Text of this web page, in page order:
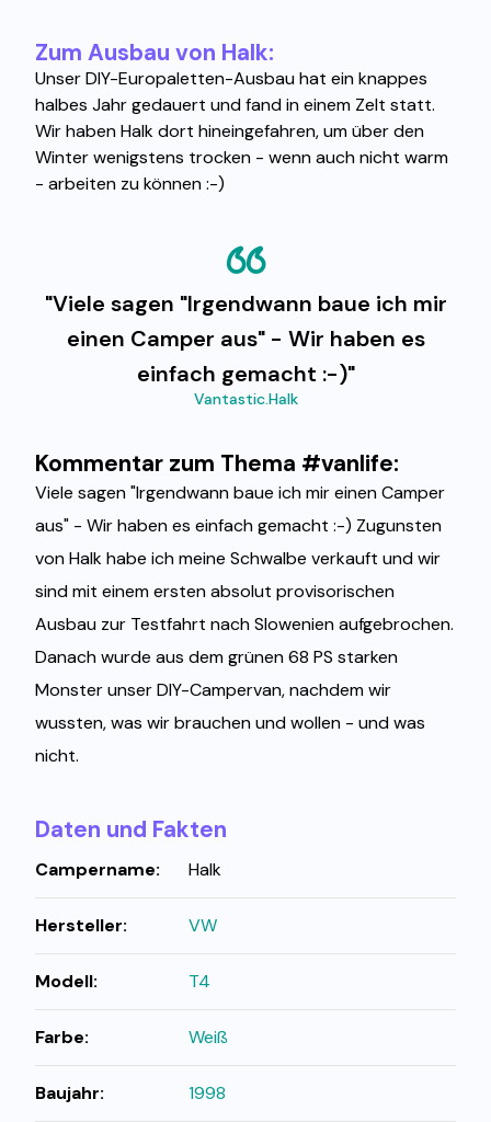
Zum Ausbau von Halk:
Unser DIY-Europaletten-Ausbau hat ein knappes
halbes Jahr gedauert und fand in einem Zelt statt.
Wir haben Halk dort hineingefahren, um über den
Winter wenigstens trocken - wenn auch nicht warm
- arbeiten zu können :-)
"Viele sagen "Irgendwann baue ich mir
einen Camper aus" - Wir haben es
einfach gemacht :-)"
Vantastic.Halk
Kommentar zum Thema #vanlife:
Viele sagen "Irgendwann baue ich mir einen Camper
aus" - Wir haben es einfach gemacht :-) Zugunsten
von Halk habe ich meine Schwalbe verkauft und wir
sind mit einem ersten absolut provisorischen
Ausbau zur Testfahrt nach Slowenien aufgebrochen.
Danach wurde aus dem grünen 68 PS starken
Monster unser DIY-Campervan, nachdem wir
wussten, was wir brauchen und wollen - und was
nicht.
Daten und Fakten
Campername: Halk
Hersteller: VW
Modell: T4
Farbe: Weiß
Baujahr: 1998